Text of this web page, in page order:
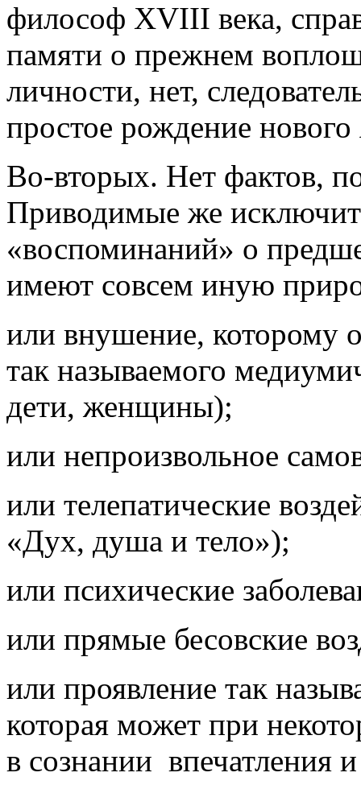
философ XVIII века,
памяти о прежнем
личности, нет,
простое рождение
Во-вторых. Нет фактов,
Приводимые же
«воспоминаний» о
имеют совсем иную
или внушение, которому
так называемого
дети, женщины);
или непроизвольное
или телепатические
«Дух, душа и тело»);
или психические
или прямые бесовские
или проявление так
которая может при
в сознании впечатления